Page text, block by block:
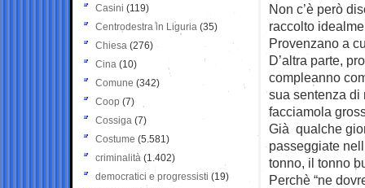
Non c’è però
raccolto
Provenzano a
D’altra parte,
compleanno
sua sentenza di
facciamola
Già qualche
passeggiate
tonno, il tonno
Perchè “ne
Casini (119)
Centrodestra in Liguria (35)
Chiesa (276)
Cina (10)
Comune (342)
Coop (7)
Cossiga (7)
Costume (5.581)
criminalità (1.402)
democratici e progressisti (19)